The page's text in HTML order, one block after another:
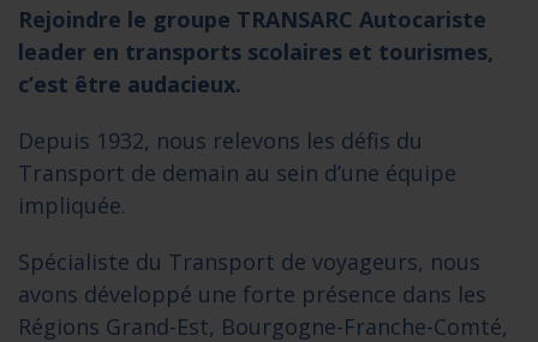
Rejoindre le groupe TRANSARC Autocariste
leader en transports scolaires et tourismes,
c’est être audacieux.
Depuis 1932, nous relevons les défis du
Transport de demain au sein d’une équipe
impliquée.
Spécialiste du Transport de voyageurs, nous
avons développé une forte présence dans les
Régions Grand-Est, Bourgogne-Franche-Comté,